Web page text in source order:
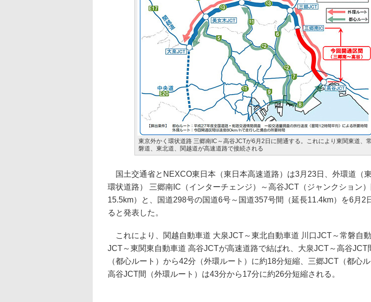
東京外かく環状道路 三郷南IC～高谷JCTが6月2日に開通する。これにより東関東道、常
磐道、東北道、関越道が高速道路で接続される
国土交通省とNEXCO東日本（東日本高速道路）は3月23日、外環道（東
環状道路） 三郷南IC（インターチェンジ）～高谷JCT（ジャンクション
15.5km）と、国道298号の国道6号～国道357号間（延長11.4km）を6月2
ると発表した。
これにより、関越自動車道 大泉JCT～東北自動車道 川口JCT～常磐自
JCT～東関東自動車道 高谷JCTが高速道路で結ばれ、大泉JCT～高谷JCT
（都心ルート）から42分（外環ルート）に約18分短縮、三郷JCT（都心
高谷JCT間（外環ルート）は43分から17分に約26分短縮される。